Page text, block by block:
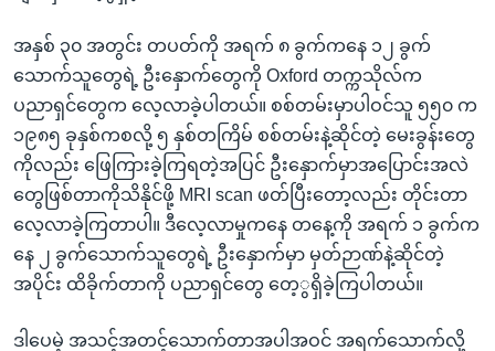
အနှစ် ၃၀ အတွင်း တပတ်ကို အရက် ၈ ခွက်ကနေ ၁၂ ခွက်
သောက်သူတွေရဲ့ ဦးနှောက်တွေကို Oxford တက္ကသိုလ်က
ပညာရှင်တွေက လေ့လာခဲ့ပါတယ်။ စစ်တမ်းမှာပါဝင်သူ ၅၅၀ က
၁၉၈၅ ခုနှစ်ကစလို့ ၅ နှစ်တကြိမ် စစ်တမ်းနဲ့ဆိုင်တဲ့ မေးခွန်းတွေ
ကိုလည်း ဖြေကြားခဲ့ကြရတဲ့အပြင် ဦးနှောက်မှာအပြောင်းအလဲ
တွေဖြစ်တာကိုသိနိုင်ဖို့ MRI scan ဖတ်ပြီးတော့လည်း တိုင်းတာ
လေ့လာခဲ့ကြတာပါ။ ဒီလေ့လာမှုကနေ တနေ့ကို အရက် ၁ ခွက်က
နေ ၂ ခွက်သောက်သူတွေရဲ့ ဦးနှောက်မှာ မှတ်ဉာဏ်နဲ့ဆိုင်တဲ့
အပိုင်း ထိခိုက်တာကို ပညာရှင်တွေ တေ့ွရှိခဲ့ကြပါတယ်။
ဒါပေမဲ့ အသင့်အတင့်သောက်တာအပါအဝင် အရက်သောက်လို့